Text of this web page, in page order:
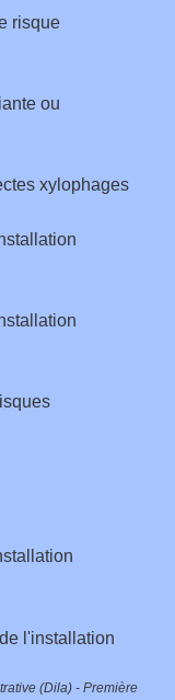
risque
ou
xylophages
l'installation
(Dila) - Première